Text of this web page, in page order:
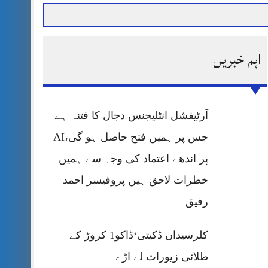
پر قربان
پریس کانفرنس
اہم خبریں
آرٹیفشل انٹلیجنس دجال کا فتنہ ہے
جس پر ہمیں فتح حاصل ہو گی،AI
پر اندھے اعتماد کی وجہ سے ہمیں
خطرات لاحق ہیں پروفیسر احمد
رفیق
کلرسیداں ڈکیتی‘ڈاکو1 کروڑ کے
طلائی زیورات لے اڑے